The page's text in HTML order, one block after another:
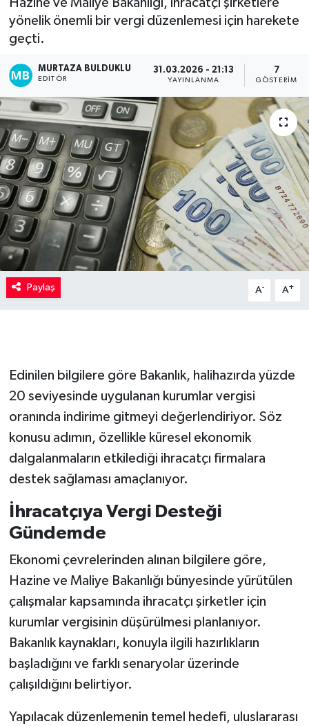
Hazine ve Maliye Bakanlığı, ihracatçı şirketlere
yönelik önemli bir vergi düzenlemesi için harekete
geçti.
MURTAZA BULDUKLU
EDITÖR
31.03.2026 - 21:13
YAYINLANMA
7
GÖSTERIM
Paylaş A- A+
Edinilen bilgilere göre Bakanlık, halihazırda yüzde
20 seviyesinde uygulanan kurumlar vergisi
oranında indirime gitmeyi değerlendiriyor. Söz
konusu adımın, özellikle küresel ekonomik
dalgalanmaların etkilediği ihracatçı firmalara
destek sağlaması amaçlanıyor.
İhracatçıya Vergi Desteği
Gündemde
Ekonomi çevrelerinden alınan bilgilere göre,
Hazine ve Maliye Bakanlığı bünyesinde yürütülen
çalışmalar kapsamında ihracatçı şirketler için
kurumlar vergisinin düşürülmesi planlanıyor.
Bakanlık kaynakları, konuyla ilgili hazırlıkların
başladığını ve farklı senaryolar üzerinde
çalışıldığını belirtiyor.
Yapılacak düzenlemenin temel hedefi, uluslararası
Kadın
Yaşam